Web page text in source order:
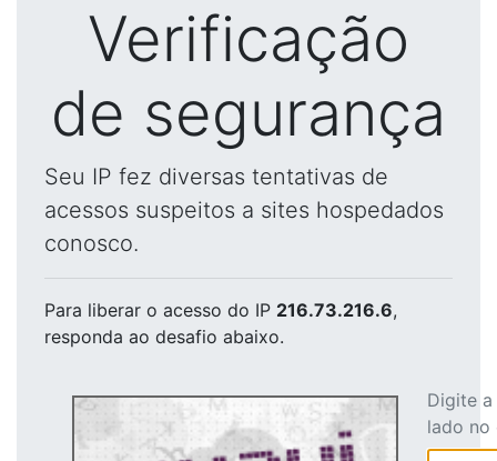
Verificação
de segurança
Seu IP fez diversas tentativas de
acessos suspeitos a sites hospedados
conosco.
Para liberar o acesso do IP 216.73.216.6,
responda ao desafio abaixo.
Digite
lado no